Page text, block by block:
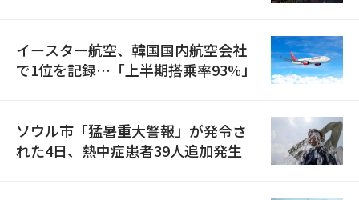
イースター航空、韓国国内航空会社
で1位を記録…「上半期搭乗率93%」
ソウル市「猛暑重大警報」が発令さ
れた4日、熱中症患者39人追加発生